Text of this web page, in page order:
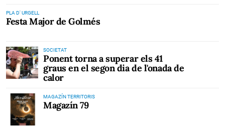
PLA D' URGELL
Festa Major de Golmés
SOCIETAT
Ponent torna a superar els 41
graus en el segon dia de l'onada de
calor
MAGAZÍN TERRITORIS
Magazín 79